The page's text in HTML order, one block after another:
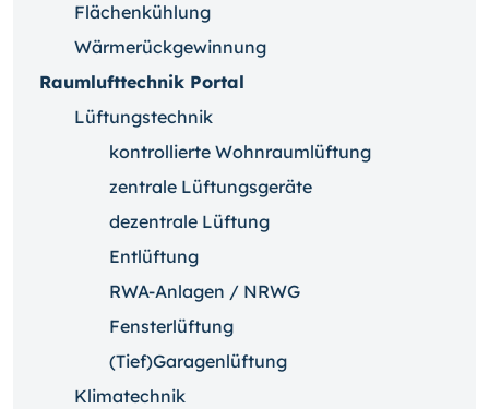
Flächenkühlung
Wärmerückgewinnung
Raumlufttechnik Portal
Lüftungstechnik
kontrollierte Wohnraumlüftung
zentrale Lüftungsgeräte
dezentrale Lüftung
Entlüftung
RWA-Anlagen / NRWG
Fensterlüftung
(Tief)Garagenlüftung
Klimatechnik